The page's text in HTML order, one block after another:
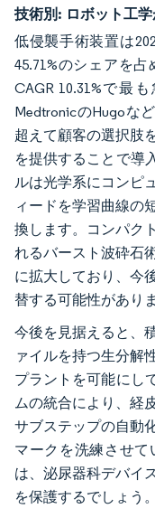
技術別: ロボット工
低侵襲手術装置は
45.71%のシェアを
CAGR 10.31%で最
MedtronicのHugoな
超えて顧客の選択肢
を提供することで導
ルは光学系にコンピ
ィードを学習曲線の
換します。コンパク
れるバースト波砕石
に拡大しており、今
替する可能性がありま
今後を見据えると、
ァイルを持つ生分解
プラントを可能にし
ムの統合により、経
サブステップの自動
マークを洗練させ
は、泌尿器科デバイ
を保護するでしょう。